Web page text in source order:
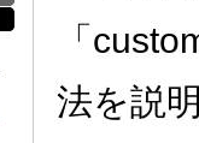
「
法を説